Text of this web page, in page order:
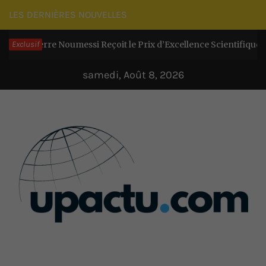
Passer
au
contenu
LES DERNIÈRES NOUVELLES
ExclusifNoumessi Reçoit le Prix d’Excellence Scientifique et
samedi, Août 8, 2026